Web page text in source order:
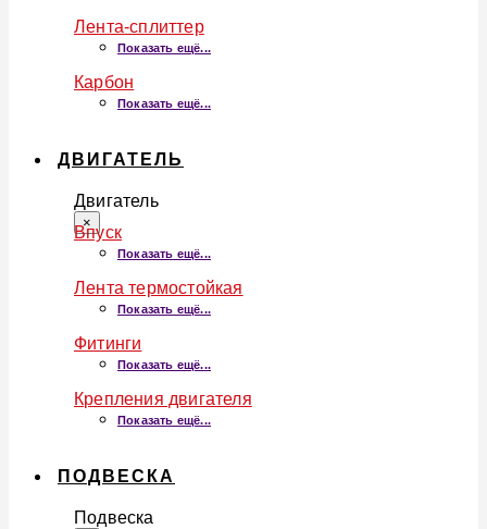
Лента-сплиттер
Показать ещё...
Карбон
Показать ещё...
ДВИГАТЕЛЬ
Двигатель
×
Впуск
Показать ещё...
Лента термостойкая
Показать ещё...
Фитинги
Показать ещё...
Крепления двигателя
Показать ещё...
ПОДВЕСКА
Подвеска